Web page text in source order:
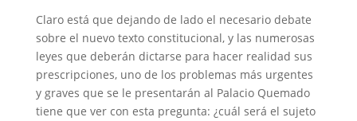
Claro está que dejando de lado el necesario debate
sobre el nuevo texto constitucional, y las numerosas
leyes que deberán dictarse para hacer realidad sus
prescripciones, uno de los problemas más urgentes
y graves que se le presentarán al Palacio Quemado
tiene que ver con esta pregunta: ¿cuál será el sujeto